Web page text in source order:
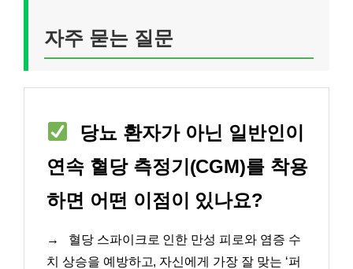
자주 묻는 질문
당뇨 환자가 아닌 일반인이
연속 혈당 측정기(CGM)를 착용
하면 어떤 이점이 있나요?
→
혈당 스파이크로 인한 만성 피로와 염증 수
치 상승을 예방하고, 자신에게 가장 잘 맞는 ‘퍼